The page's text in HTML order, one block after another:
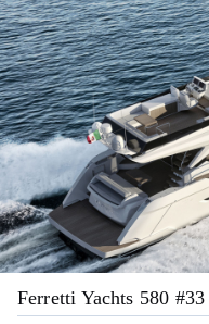
Ferretti Yachts 580 #33